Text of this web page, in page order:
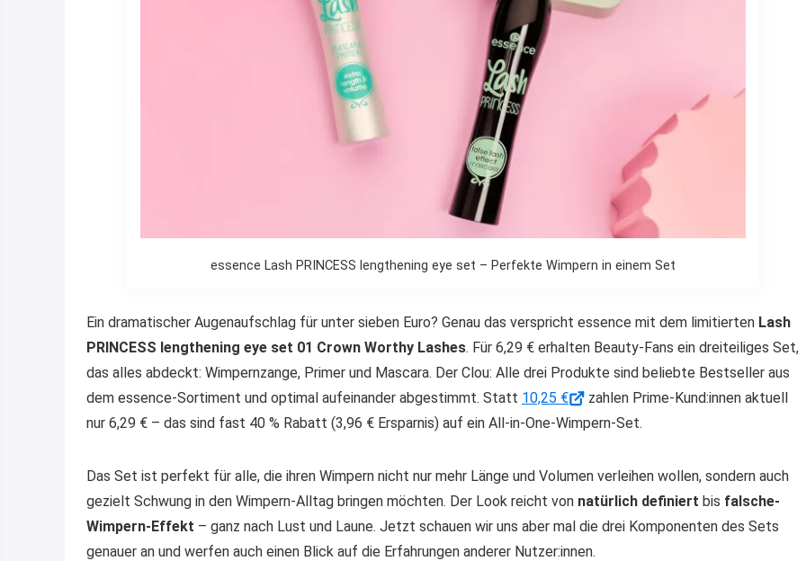
essence Lash PRINCESS lengthening eye set – Perfekte Wimpern in einem Set
Ein dramatischer Augenaufschlag für unter sieben Euro? Genau das verspricht essence mit dem limitierten Lash
PRINCESS lengthening eye set 01 Crown Worthy Lashes. Für 6,29 € erhalten Beauty-Fans ein dreiteiliges Set,
das alles abdeckt: Wimpernzange, Primer und Mascara. Der Clou: Alle drei Produkte sind beliebte Bestseller aus
dem essence-Sortiment und optimal aufeinander abgestimmt. Statt 10,25 €
zahlen Prime-Kund:innen aktuell
nur 6,29 € – das sind fast 40 % Rabatt (3,96 € Ersparnis) auf ein All-in-One-Wimpern-Set.
Das Set ist perfekt für alle, die ihren Wimpern nicht nur mehr Länge und Volumen verleihen wollen, sondern auch
gezielt Schwung in den Wimpern-Alltag bringen möchten. Der Look reicht von natürlich definiert bis falsche-
Wimpern-Effekt – ganz nach Lust und Laune. Jetzt schauen wir uns aber mal die drei Komponenten des Sets
genauer an und werfen auch einen Blick auf die Erfahrungen anderer Nutzer:innen.